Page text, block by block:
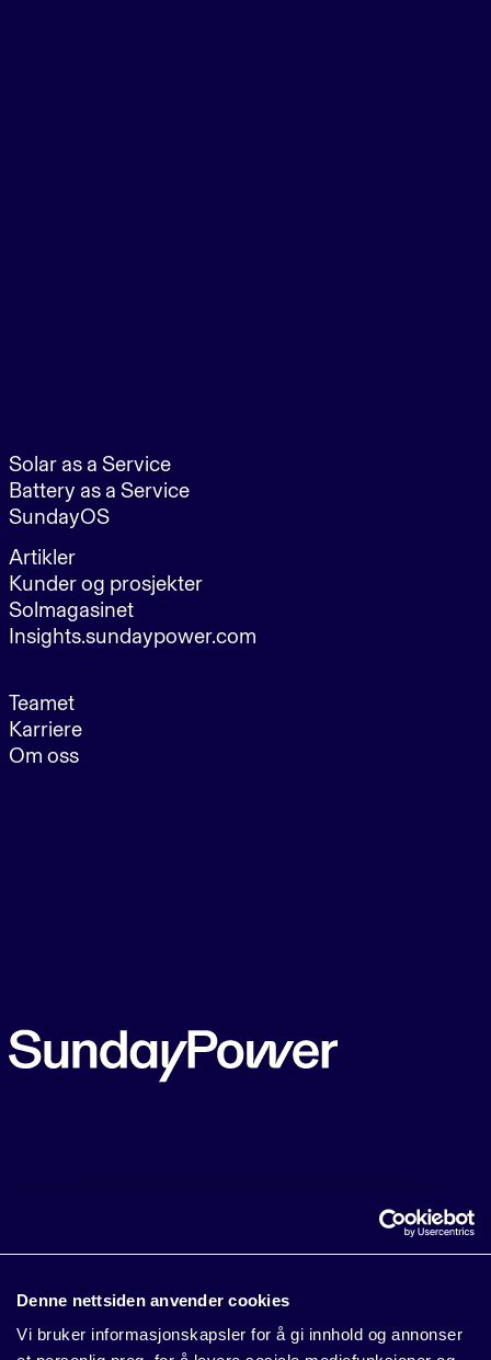
Denne nettsiden anvender cookies
Vi bruker informasjonskapsler for å gi innhold og annonser
Solar as a Service
Battery as a Service
SundayOS
Artikler
Kunder og prosjekter
Solmagasinet
Insights.sundaypower.com
Teamet
Karriere
Om oss